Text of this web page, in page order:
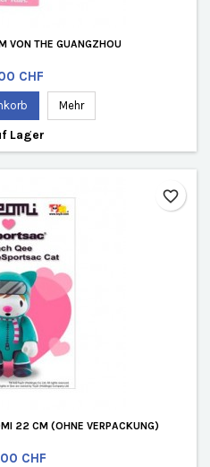
VON THE GUANGZHOU
CHF
Mehr
Lager
22 CM (OHNE VERPACKUNG)
CHF
favorite_border